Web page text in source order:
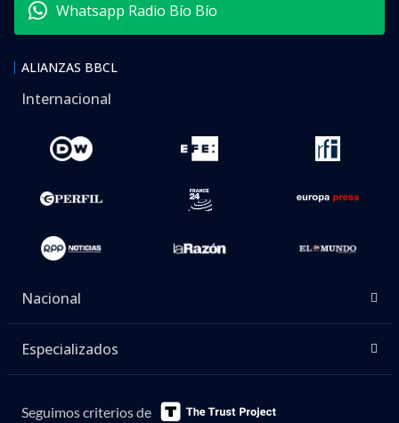
Whatsapp Radio Bío Bío
ALIANZAS BBCL
Internacional
Nacional
Especializados
Seguimos criterios de